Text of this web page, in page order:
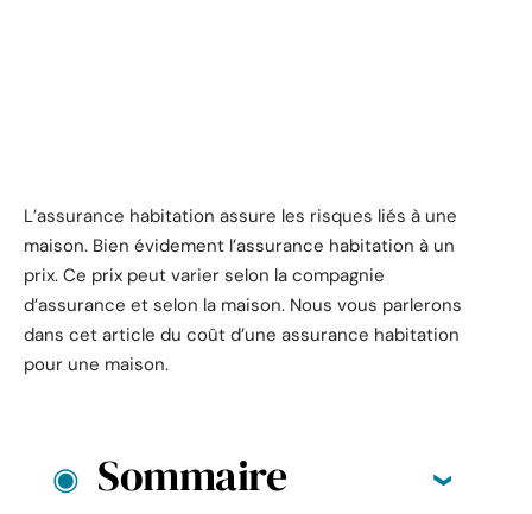
L’assurance habitation assure les risques liés à une
maison. Bien évidement l’assurance habitation à un
prix. Ce prix peut varier selon la compagnie
d’assurance et selon la maison. Nous vous parlerons
dans cet article du coût d’une assurance habitation
pour une maison.
Sommaire